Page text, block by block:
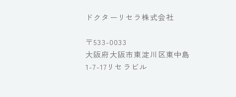
ドクターリセラ株式会社
〒533-0033
大阪府大阪市東淀川区東中島
1-7-17リセラビル